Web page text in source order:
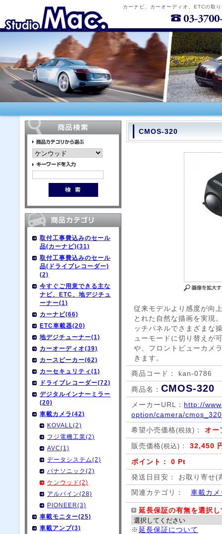
カーナビ、カーオーディオ、ETCの取
取付工事費込みのセール
品(カーナビ)(31)
取付工事費込みのセール
品(ドライブレコーダー)
(2)
今すぐご用意できる主な
ナビ、ETC、地デジチュ
ーナー(1)
カーナビ(66)
ETC車載器(20)
地デジチューナー(1)
カーオーディオ(39)
カースピーカー(62)
カーセキュリティ(1)
ドライブレコーダー(72)
デジタルインナーミラー
(20)
車載カメラ(42)
KOVALL(2)
フジ電機工業(2)
AVC(1)
データシステム(2)
パナソニック(2)
ケンウッド(2)
アルパイン(28)
PIONEER(3)
車載モニター(25)
車載アンプ(3)
CMOS-320
従来モデルより感度が向
とれた自然な描画を実現
ッチパネルでさまざまな
ューモードに切り替えが
や、フロントビューカメ
きます。
商品コード： kan-0786
商品名： CMOS-320
メーカーURL： http://
option/camera/
希望小売価格(税抜) ： オー
販売価格(税込) ： 32,450
ポイント： 0 Pt
発送日目安： お取り寄せ(
関連カテゴリ：
車載カメ
延長保証の有無を選択
※延長保証について